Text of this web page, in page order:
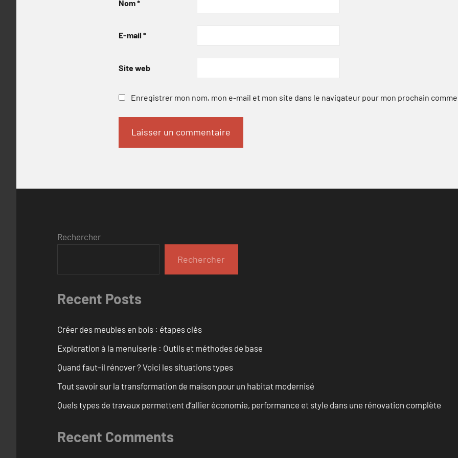
Nom*
E-mail *
Site web
Enregistrer mon nom, mon e-mail et mon site dans le navigateur pour mon prochain
Rechercher
Rechercher
Recent Posts
Créer des meubles en bois : étapes clés
Exploration à la menuiserie : Outils et méthodes de base
Quand faut-il rénover ? Voici les situations types
Tout savoir sur la transformation de maison pour un habitat modernisé
Quels types de travaux permettent d’allier économie, performance et style dans une rénovation complète
Recent Comments